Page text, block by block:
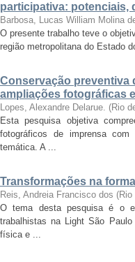
participativa: potenciais,
Barbosa, Lucas William Molina
O presente trabalho teve o
região metropolitana do Estado
Conservação preventiva
ampliações fotográficas
Lopes, Alexandre Delarue. (Rio
Esta pesquisa objetiva
fotográficos de imprensa
temática. A ...
Transformações na
Reis, Andreia Francisco dos (
O tema desta pesquisa é o
trabalhistas na Light São
física e ...